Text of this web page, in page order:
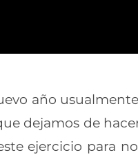
año
dejamos de
ejercicio para